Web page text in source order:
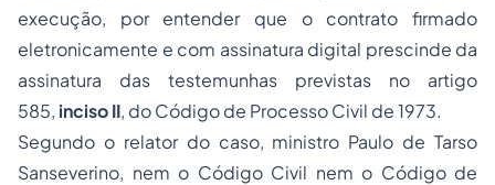
execução, por entender que o contrato firmado
eletronicamente e com assinatura digital prescinde da
assinatura das testemunhas previstas no artigo
585, inciso II, do Código de Processo Civil de 1973.
Segundo o relator do caso, ministro Paulo de Tarso
Sanseverino, nem o Código Civil nem o Código de